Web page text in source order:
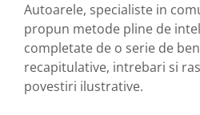
Autoarele, specialiste in
propun metode pline de
completate de o serie de
recapitulative, intrebari si
povestiri ilustrative.